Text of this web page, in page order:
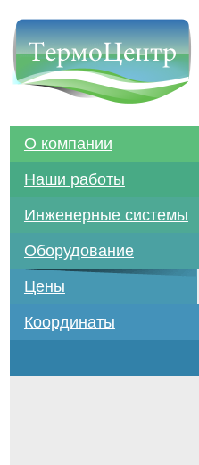
О компании
Наши работы
Инженерные системы
Оборудование
Цены
Координаты